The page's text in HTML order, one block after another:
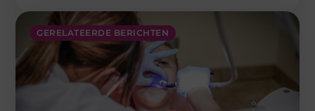
GERELATEERDE BERICHTEN